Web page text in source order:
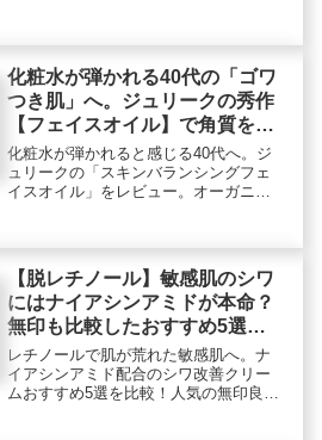
親和性にアプローチするロジックを解
説。
化粧水が弾かれる40代の「ゴワ
つき肌」へ。ジュリークの秀作
【フェイスオイル】で角質を物
理的にほぐすアプローチ
化粧水が弾かれると感じる40代へ。ジ
ュリークの「スキンバランシングフェ
イスオイル」をレビュー。オーガニッ
ない使用感や、癒やしの香り、合理的
な使い方も紹介します。
【脱レチノール】敏感肌のシワ
にはナイアシンアミドが本命？
無印も比較したおすすめ5選ラ
ンキング
レチノールで肌が荒れた敏感肌へ。ナ
イアシンアミド配合のシワ改善クリー
ムおすすめ5選を比較！人気の無印良品